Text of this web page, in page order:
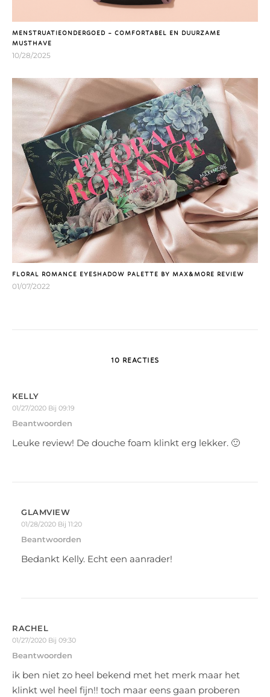
MENSTRUATIEONDERGOED – COMFORTABEL EN DUURZAME
MUSTHAVE
10/28/2025
FLORAL ROMANCE EYESHADOW PALETTE BY MAX&MORE REVIEW
01/07/2022
10 REACTIES
KELLY
01/27/2020 Bij 09:19
Beantwoorden
Leuke review! De douche foam klinkt erg lekker. 🙂
GLAMVIEW
01/28/2020 Bij 11:20
Beantwoorden
Bedankt Kelly. Echt een aanrader!
RACHEL
01/27/2020 Bij 09:30
Beantwoorden
ik ben niet zo heel bekend met het merk maar het
klinkt wel heel fijn!! toch maar eens gaan proberen